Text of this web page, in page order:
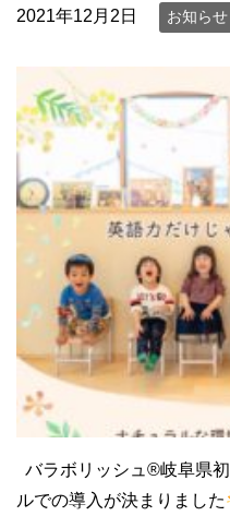
2021年12月2日 お知らせ
バラボリッシュ®︎岐阜県初
ルでの導入が決まりました